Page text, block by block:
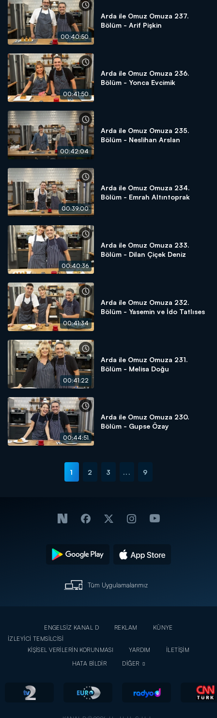
00:40:50
Arda ile Omuz Omuza 237.
Bölüm - Arif Pişkin
00:41:50
Arda ile Omuz Omuza 236.
Bölüm - Yonca Evcimik
00:42:04
Arda ile Omuz Omuza 235.
Bölüm - Neslihan Arslan
00:39:00
Arda ile Omuz Omuza 234.
Bölüm - Emrah Altıntoprak
00:40:36
Arda ile Omuz Omuza 233.
Bölüm - Dilan Çiçek Deniz
00:41:34
Arda ile Omuz Omuza 232.
Bölüm - Yasemin ve İdo Tatlıses
00:41:22
Arda ile Omuz Omuza 231.
Bölüm - Melisa Doğu
00:44:51
Arda ile Omuz Omuza 230.
Bölüm - Gupse Özay
1 2 3 ... 9
Tüm Uygulamalarımız
ENGELSİZ KANAL D REKLAM
KÜNYE
İZLEYİCİ TEMSİLCİSİ
KİŞİSEL VERİLERİN KORUNMASI
YARDIM
İLETİŞİM
HATA BİLDİR
DİĞER